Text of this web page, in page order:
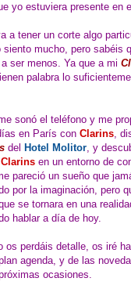
yo estuviera presente en
a tener un corte algo
siento mucho, pero sabéis
ser menos. Ya que a mi
palabra lo
sonó el teléfono y me
en París con Clarins,
del Hotel Molitor, y
Clarins en un entorno de
pareció un sueño que
por la imaginación, pero
se tornara en una
hablar a día de hoy.
os perdáis detalle, os iré
agenda, y de las
ocasiones.